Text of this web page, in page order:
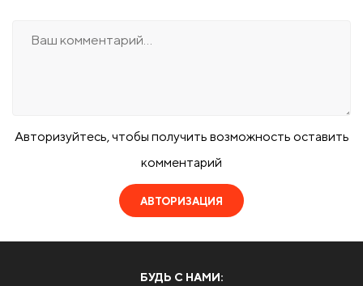
Авторизуйтесь, чтобы получить возможность оставить
комментарий
АВТОРИЗАЦИЯ
БУДЬ С НАМИ: